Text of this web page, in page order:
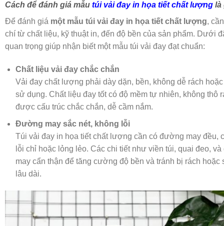
Cách để đánh giá mẫu túi vải đay in họa tiết chất lượng là
Để đánh giá một mẫu túi vải đay in họa tiết chất lượng,
chí từ chất liệu, kỹ thuật in, đến độ bền của sản phẩm. Dưới
quan trọng giúp nhận biết một mẫu túi vải đay đạt chuẩn:
Chất liệu vải đay chắc chắn
Vải đay chất lượng phải dày dặn, bền, không dễ rách
sử dụng. Chất liệu đay tốt có độ mềm tự nhiên, không thô
được cấu trúc chắc chắn, dễ cầm nắm.
Đường may sắc nét, không lỗi
Túi vải đay in họa tiết chất lượng cần có đường may đều,
lỗi chỉ hoặc lỏng lẻo. Các chi tiết như viền túi, quai đeo,
may cẩn thận để tăng cường độ bền và tránh bị rách
lâu dài.